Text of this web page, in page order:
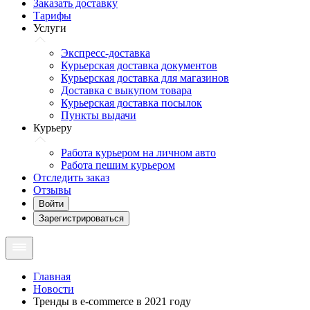
Заказать доставку
Тарифы
Услуги
Экспресс-доставка
Курьерская доставка документов
Курьерская доставка для магазинов
Доставка с выкупом товара
Курьерская доставка посылок
Пункты выдачи
Курьеру
Работа курьером на личном авто
Работа пешим курьером
Отследить заказ
Отзывы
Войти
Зарегистрироваться
Главная
Новости
Тренды в e-commerce в 2021 году